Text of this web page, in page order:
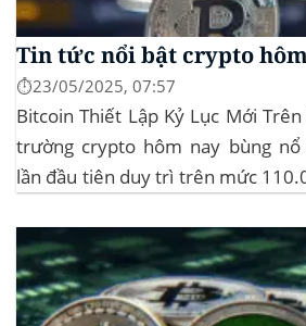
Tin tức nổi bật crypto
⏱️23/05/2025, 07:57
Bitcoin Thiết Lập Kỷ Lục Mới
trường crypto hôm nay bùng nổ
lần đầu tiên duy trì trên mức
mức giá cao nhất từ trước đến